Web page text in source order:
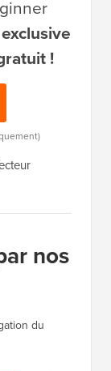
!
nos
du